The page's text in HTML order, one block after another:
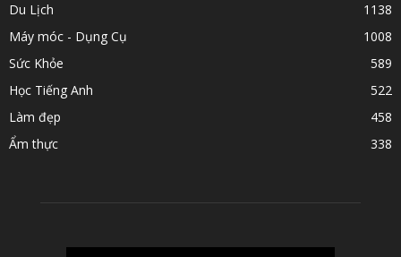
Du Lịch
1138
Máy móc - Dụng Cụ
1008
Sức Khỏe
589
Học Tiếng Anh
522
Làm đẹp
458
Ẩm thực
338